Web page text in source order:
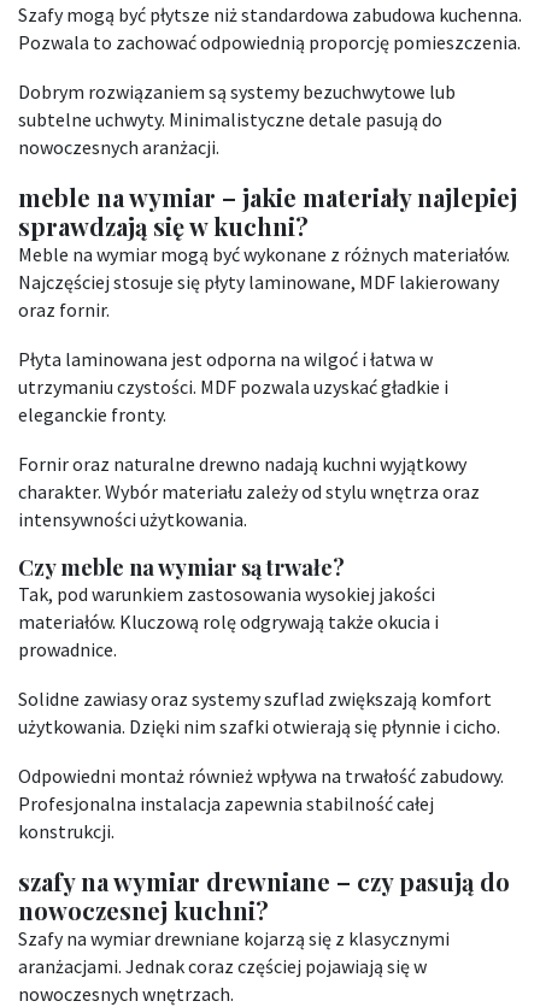
Szafy mogą być płytsze niż standardowa zabudowa kuchenna.
Pozwala to zachować odpowiednią proporcję pomieszczenia.
Dobrym rozwiązaniem są systemy bezuchwytowe lub
subtelne uchwyty. Minimalistyczne detale pasują do
nowoczesnych aranżacji.
meble na wymiar – jakie materiały najlepiej
sprawdzają się w kuchni?
Meble na wymiar mogą być wykonane z różnych materiałów.
Najczęściej stosuje się płyty laminowane, MDF lakierowany
oraz fornir.
Płyta laminowana jest odporna na wilgoć i łatwa w
utrzymaniu czystości. MDF pozwala uzyskać gładkie i
eleganckie fronty.
Fornir oraz naturalne drewno nadają kuchni wyjątkowy
charakter. Wybór materiału zależy od stylu wnętrza oraz
intensywności użytkowania.
Czy meble na wymiar są trwałe?
Tak, pod warunkiem zastosowania wysokiej jakości
materiałów. Kluczową rolę odgrywają także okucia i
prowadnice.
Solidne zawiasy oraz systemy szuflad zwiększają komfort
użytkowania. Dzięki nim szafki otwierają się płynnie i cicho.
Odpowiedni montaż również wpływa na trwałość zabudowy.
Profesjonalna instalacja zapewnia stabilność całej
konstrukcji.
szafy na wymiar drewniane – czy pasują do
nowoczesnej kuchni?
Szafy na wymiar drewniane kojarzą się z klasycznymi
aranżacjami. Jednak coraz częściej pojawiają się w
nowoczesnych wnętrzach.